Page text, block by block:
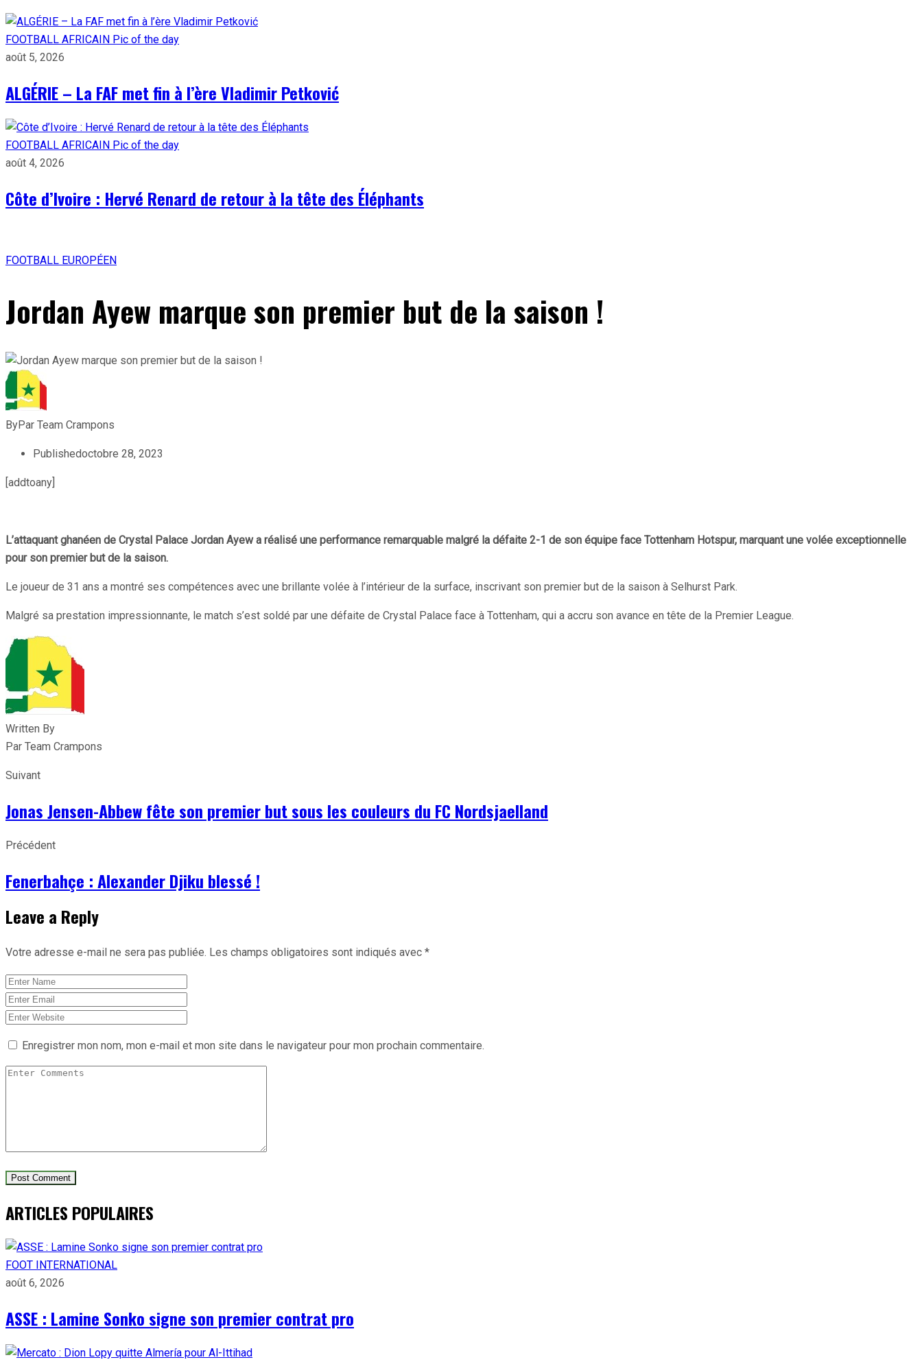
FOOTBALL AFRICAIN Pic of the day
août 5, 2026
ALGÉRIE – La FAF met fin à l’ère Vladimir Petković
FOOTBALL AFRICAIN Pic of the day
août 4, 2026
Côte d’Ivoire : Hervé Renard de retour à la tête des Éléphants
FOOTBALL EUROPÉEN
Jordan Ayew marque son premier but de la saison !
ByPar Team Crampons
Publishedoctobre 28, 2023
[addtoany]
L’attaquant ghanéen de Crystal Palace Jordan Ayew a réalisé une performance remarquable malgré la défaite 2-1 de son équipe face Tottenham Hotspur, marquant une volée exceptionnelle
pour son premier but de la saison.
Le joueur de 31 ans a montré ses compétences avec une brillante volée à l’intérieur de la surface, inscrivant son premier but de la saison à Selhurst Park.
Malgré sa prestation impressionnante, le match s’est soldé par une défaite de Crystal Palace face à Tottenham, qui a accru son avance en tête de la Premier League.
Written By
Par Team Crampons
Suivant
Jonas Jensen-Abbew fête son premier but sous les couleurs du FC Nordsjaelland
Précédent
Fenerbahçe : Alexander Djiku blessé !
Leave a Reply
Votre adresse e-mail ne sera pas publiée. Les champs obligatoires sont indiqués avec *
Enregistrer mon nom, mon e-mail et mon site dans le navigateur pour mon prochain commentaire.
ARTICLES POPULAIRES
FOOT INTERNATIONAL
août 6, 2026
ASSE : Lamine Sonko signe son premier contrat pro